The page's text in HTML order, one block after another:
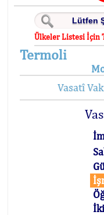
Ülkeler Listesi İçin
Termoli
Vasatî